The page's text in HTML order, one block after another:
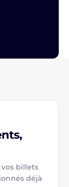
billets
déjà